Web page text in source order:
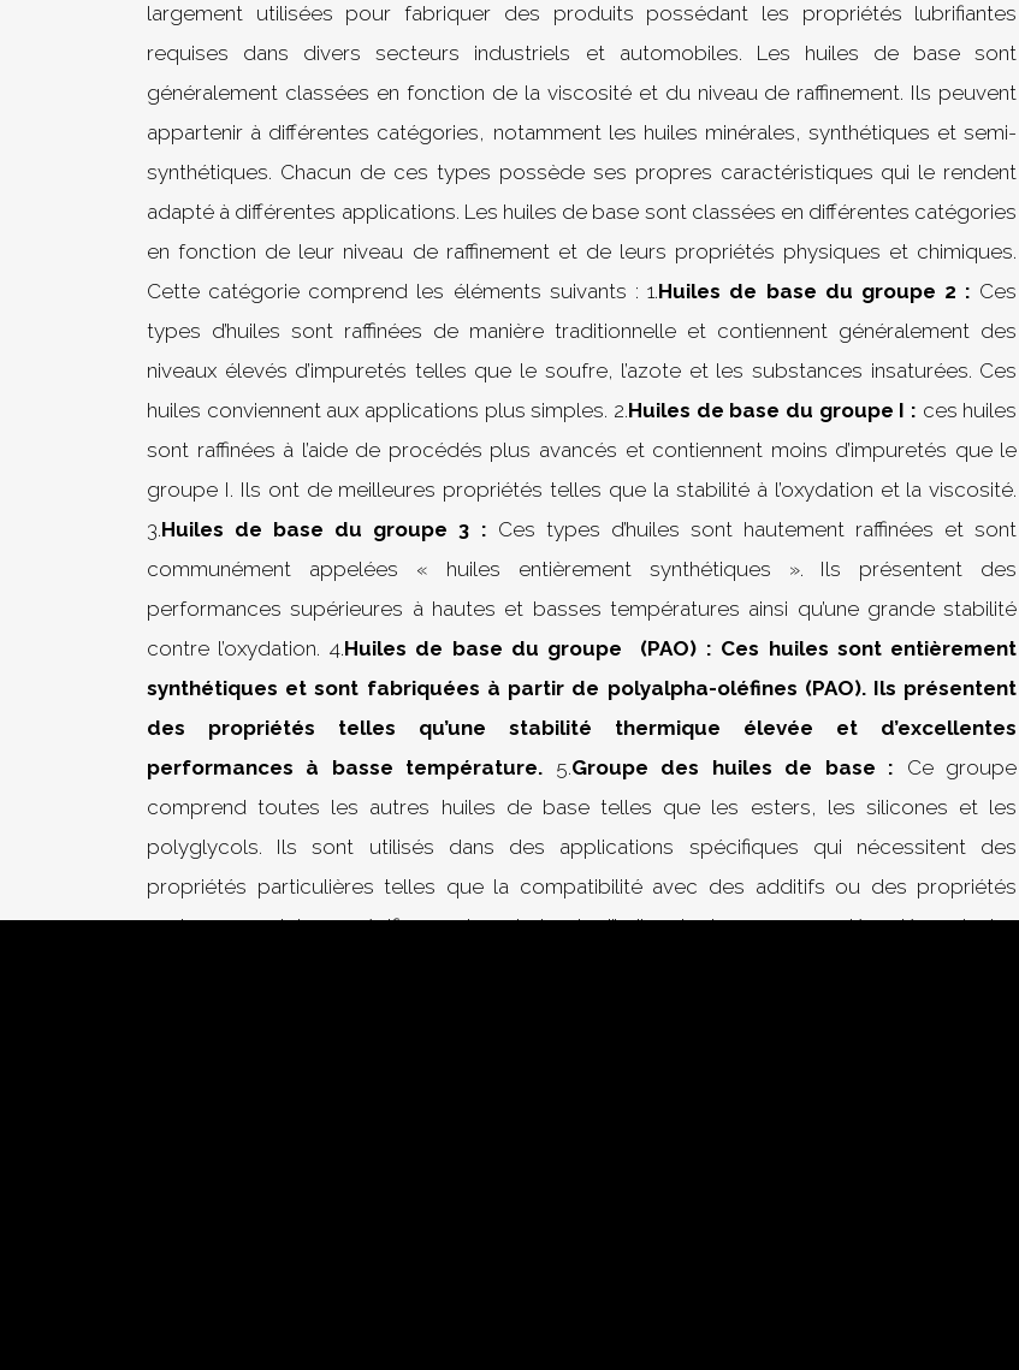
largement utilisées pour fabriquer des produits possédant les propriétés lubrifiantes
requises dans divers secteurs industriels et automobiles. Les huiles de base sont
généralement classées en fonction de la viscosité et du niveau de raffinement. Ils peuvent
appartenir à différentes catégories, notamment les huiles minérales, synthétiques et semi-
synthétiques. Chacun de ces types possède ses propres caractéristiques qui le rendent
adapté à différentes applications. Les huiles de base sont classées en différentes catégories
en fonction de leur niveau de raffinement et de leurs propriétés physiques et chimiques.
Cette catégorie comprend les éléments suivants : 1.Huiles de base du groupe 2 : Ces
types d’huiles sont raffinées de manière traditionnelle et contiennent généralement des
niveaux élevés d’impuretés telles que le soufre, l’azote et les substances insaturées. Ces
huiles conviennent aux applications plus simples. 2.Huiles de base du groupe I : ces huiles
sont raffinées à l’aide de procédés plus avancés et contiennent moins d’impuretés que le
groupe I. Ils ont de meilleures propriétés telles que la stabilité à l’oxydation et la viscosité.
3.Huiles de base du groupe 3 : Ces types d’huiles sont hautement raffinées et sont
communément appelées « huiles entièrement synthétiques ». Ils présentent des
performances supérieures à hautes et basses températures ainsi qu’une grande stabilité
contre l’oxydation. 4.Huiles de base du groupe (PAO) : Ces huiles sont entièrement
synthétiques et sont fabriquées à partir de polyalpha-oléfines (PAO). Ils présentent
des propriétés telles qu’une stabilité thermique élevée et d’excellentes
performances à basse température. 5.Groupe des huiles de base : Ce groupe
comprend toutes les autres huiles de base telles que les esters, les silicones et les
polyglycols. Ils sont utilisés dans des applications spécifiques qui nécessitent des
propriétés particulières telles que la compatibilité avec des additifs ou des propriétés
environnementales spécifiques. Le choix de l’huile de base appropriée dépend des